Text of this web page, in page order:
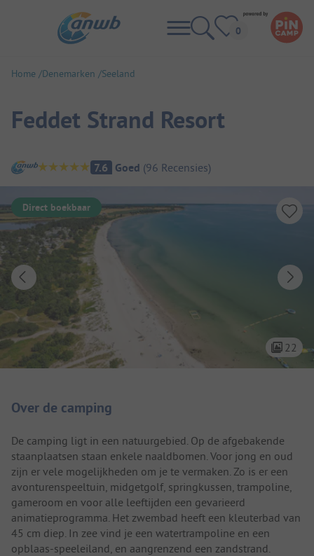
Home Denemarken Seeland
Feddet Strand Resort
Camping overzicht
7.6 Goed (96 Recensies)
Direct boekbaar
22
Over de camping
De camping ligt in een natuurgebied. Op de afgebakende
staanplaatsen staan enkele naaldbomen. Voor jong en oud
zijn er vele mogelijkheden om je te vermaken. Zo is er een
avonturenspeeltuin, midgetgolf, springkussen, trampoline,
gameroom en voor alle leeftijden een gevarieerd
animatieprogramma. Het zwembad heeft een kleuterbad van
45 cm diep. In zee vind je een watertrampoline en een
opblaas-speeleiland, en aangrenzend een zandstrand.